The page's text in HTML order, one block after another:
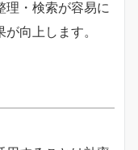
理・検索が容易に
向上します。